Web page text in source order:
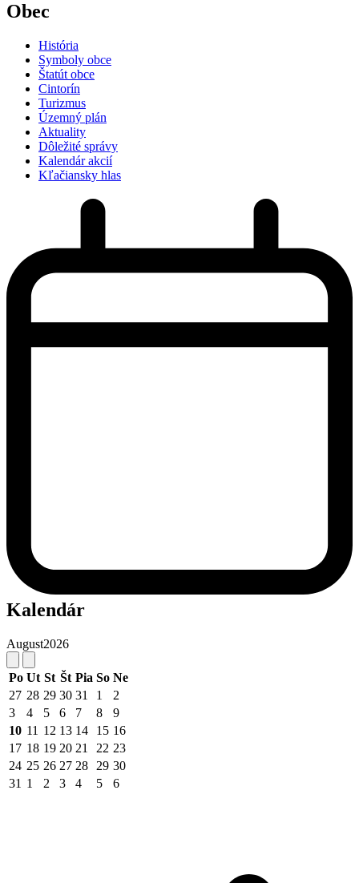
Obec
História
Symboly obce
Štatút obce
Cintorín
Turizmus
Územný plán
Aktuality
Dôležité správy
Kalendár akcií
Kľačiansky hlas
Kalendár
August2026
Po Ut St Št Pia So Ne
27 28 29 30 31 1
2
3
4 5 6 7 8
9
10 11 12 13 14 15 16
17 18 19 20 21 22 23
24 25 26 27 28 29 30
31 1 2 3 4 5 6